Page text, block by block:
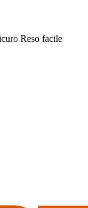
Reso facile